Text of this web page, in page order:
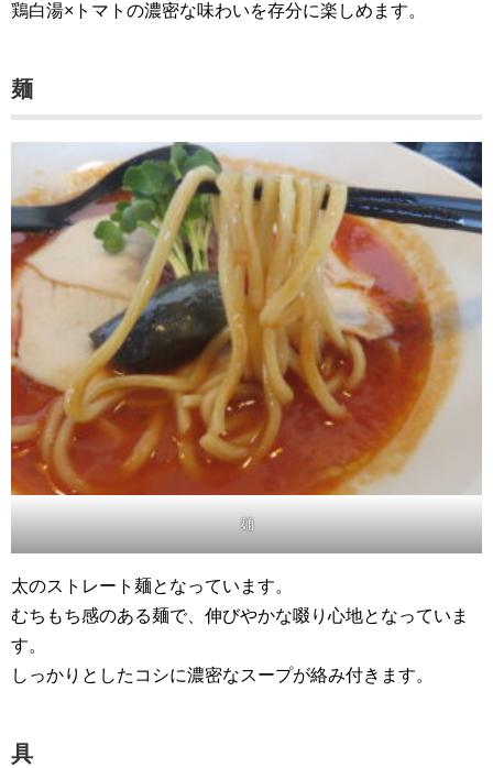
鶏白湯×トマトの濃密な味わいを存分に楽しめます。
麺
麺
太のストレート麺となっています。
むちもち感のある麺で、伸びやかな啜り心地となっていま
す。
しっかりとしたコシに濃密なスープが絡み付きます。
具